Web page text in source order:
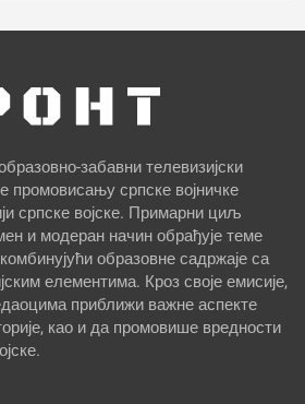
забавни телевизијски
промовисању српске војничке
српске војске. Примарни циљ
и модеран начин обрађује теме
образовне садржаје са
елементима. Кроз своје емисије,
приближи важне аспекте
као и да промовише вредности